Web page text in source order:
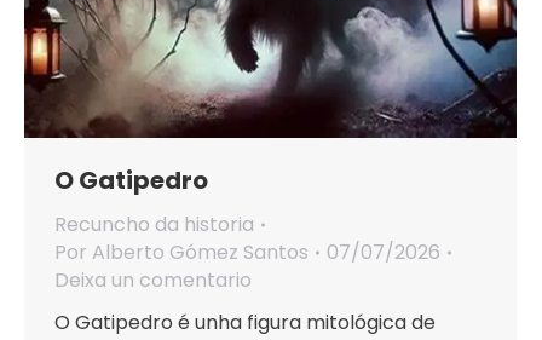
O Gatipedro
Recuncho da historia
Por Alberto Gómez Santos
07/07/2026
Deixa un comentario
O Gatipedro é unha figura mitológica de